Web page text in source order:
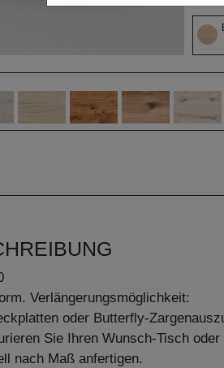
Verlängerungsmöglichkeit:
oder Butterfly-
Sie Ihren Wunsch-Tisch oder
nach Maß anfertigen.